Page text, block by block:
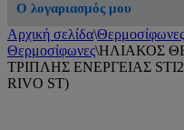
Ο λογαριασμός μου
Αρχική σελίδα\
Θερμοσίφωνες\ΗΛΙΑΚΟΣ
ΤΡΙΠΛΗΣ ΕΝΕΡΓΕΙΑΣ
RIVO ST)